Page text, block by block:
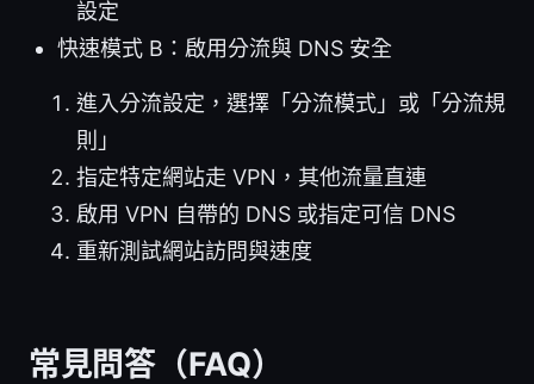
設定
快速模式 B：啟用分流與 DNS 安全
進入分流設定，選擇「分流模式」或「分流規
則」
指定特定網站走 VPN，其他流量直連
啟用 VPN 自帶的 DNS 或指定可信 DNS
重新測試網站訪問與速度
常見問答（FAQ）